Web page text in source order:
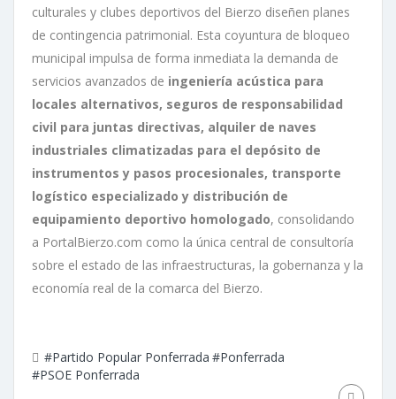
culturales y clubes deportivos del Bierzo diseñen planes
de contingencia patrimonial. Esta coyuntura de bloqueo
municipal impulsa de forma inmediata la demanda de
servicios avanzados de ingeniería acústica para
locales alternativos, seguros de responsabilidad
civil para juntas directivas, alquiler de naves
industriales climatizadas para el depósito de
instrumentos y pasos procesionales, transporte
logístico especializado y distribución de
equipamiento deportivo homologado, consolidando
a PortalBierzo.com como la única central de consultoría
sobre el estado de las infraestructuras, la gobernanza y la
economía real de la comarca del Bierzo.
#Partido Popular Ponferrada #Ponferrada
#PSOE Ponferrada